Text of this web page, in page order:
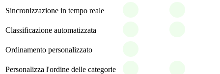
Sincronizzazione in tempo reale
Classificazione automatizzata
Ordinamento personalizzato
Personalizza l'ordine delle categorie